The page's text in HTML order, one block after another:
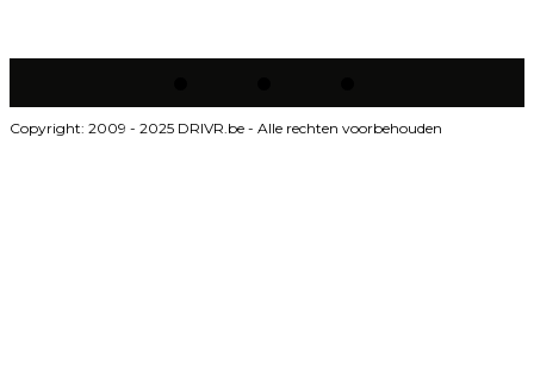
Copyright: 2009 - 2025 DRIVR.be - Alle rechten voorbehouden